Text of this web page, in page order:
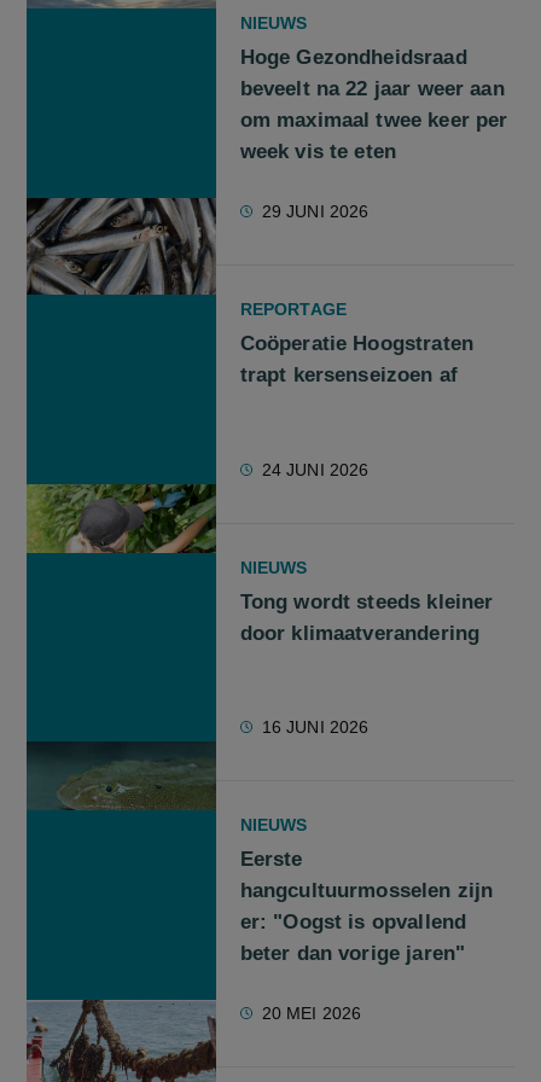
NIEUWS
Hoge Gezondheidsraad
beveelt na 22 jaar weer aan
om maximaal twee keer per
week vis te eten
29 JUNI 2026
REPORTAGE
Coöperatie Hoogstraten
trapt kersenseizoen af
24 JUNI 2026
NIEUWS
Tong wordt steeds kleiner
door klimaatverandering
16 JUNI 2026
NIEUWS
Eerste
hangcultuurmosselen zijn
er: "Oogst is opvallend
beter dan vorige jaren"
20 MEI 2026